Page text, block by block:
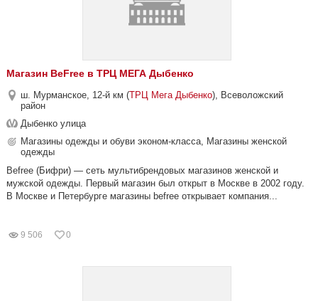
Магазин BeFree в ТРЦ МЕГА Дыбенко
ш. Мурманское, 12-й км (ТРЦ Мега Дыбенко), Всеволожский
район
Дыбенко улица
Магазины одежды и обуви эконом-класса, Магазины женской
одежды
Befree (Бифри) — сеть мультибрендовых магазинов женской и
мужской одежды. Первый магазин был открыт в Москве в 2002 году.
В Москве и Петербурге магазины befree открывает компания...
9 506 0